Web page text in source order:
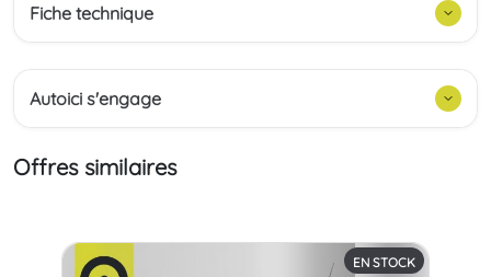
Fiche technique
Autoici s'engage
Offres similaires
EN STOCK